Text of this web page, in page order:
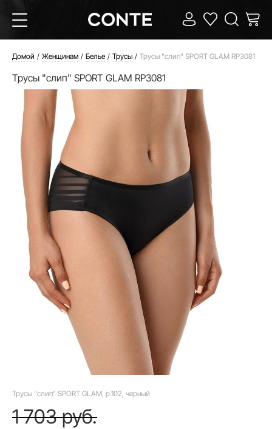
Домой Женщинам Белье Трусы Трусы "слип" SPORT GLAM RP3081
Трусы "слип" SPORT GLAM RP3081
Трусы "слип" SPORT GLAM, р.102, черный
1 703 руб.